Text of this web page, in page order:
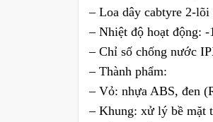
– Loa dây cabtyre 2-
– Nhiệt độ hoạt động:
– Chỉ số chống nước
– Thành phẩm:
– Vỏ: nhựa ABS, đen
– Khung: xử lý bề mặt